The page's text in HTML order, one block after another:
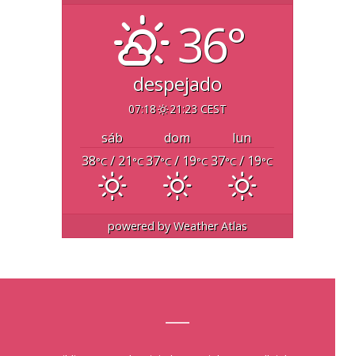
36°
despejado
07:18 21:23 CEST
sáb dom
lun
38°C/ 21°C37°C/ 19°C 37°C/ 19°C
powered byWeather Atlas